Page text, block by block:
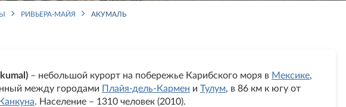
РИВЬЕРА-МАЙЯ АКУМАЛЬ
– небольшой курорт на побережье Карибского моря в Мексике,
между городами Плайя-дель-Кармен и Тулум, в 86 км к югу от
. Население – 1310 человек (2010).